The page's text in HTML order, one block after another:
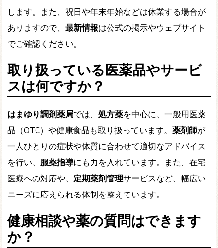
します。また、祝日や年末年始などは休業する場合が
ありますので、 最新情報は公式の掲示やウェブサイト
でご確認ください。
取り扱っている医薬品やサービ
スは何ですか？
はまゆり調剤薬局では、 処方薬を中心に、一般用医薬
品（OTC）や健康食品も取り扱っています。 薬剤師が
一人ひとりの症状や体質に合わせて適切なアドバイス
を行い、 服薬指導にも力を入れています。また、在宅
医療への対応や、 定期薬剤管理サービスなど、幅広い
ニーズに応えられる体制を整えています。
健康相談や薬の質問はできます
か？